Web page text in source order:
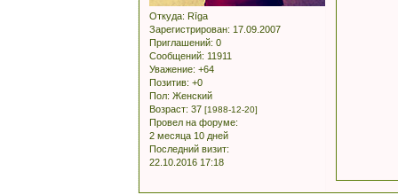
Откуда: Rīga
Зарегистрирован: 17.09.2007
Приглашений: 0
Сообщений: 11911
Уважение: +64
Позитив: +0
Пол: Женский
Возраст: 37 [1988-12-20]
Провел на форуме:
2 месяца 10 дней
Последний визит:
22.10.2016 17:18